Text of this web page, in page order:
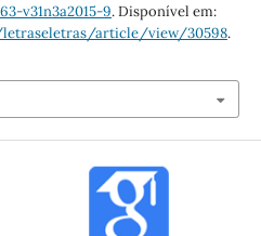
v31n3a2015-9. Disponível em:
article/view/30598.